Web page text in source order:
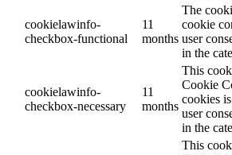
cookielawinfo-
checkbox-functional
11
months
The
cookie
user
in the
cookielawinfo-
checkbox-necessary
11
months
This
Cookie
cookies
user
in the
This